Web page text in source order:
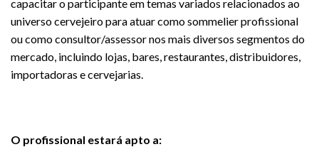
capacitar o participante em temas variados relacionados ao
universo cervejeiro para atuar como sommelier profissional
ou como consultor/assessor nos mais diversos segmentos do
mercado, incluindo lojas, bares, restaurantes, distribuidores,
importadoras e cervejarias.
O profissional estará apto a: